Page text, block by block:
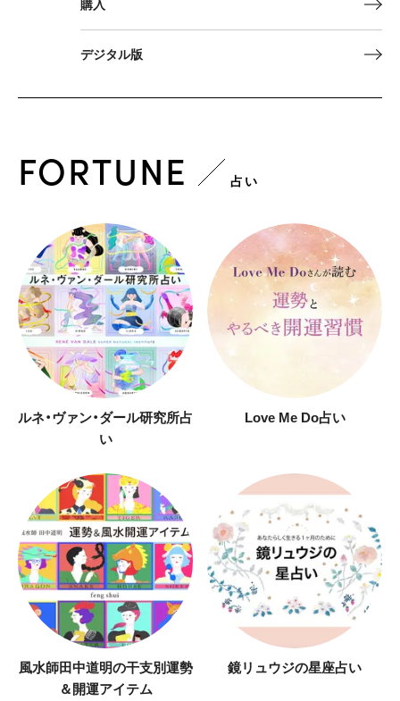
購入
デジタル版
FORTUNE 占い
ルネ・ヴァン・ダール研究所占
い
Love Me Do占い
風水師田中道明の干支別運勢
＆開運アイテム
鏡リュウジの星座占い